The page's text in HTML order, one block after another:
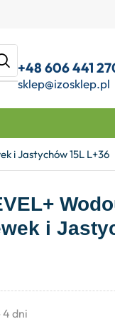
+48 606 441
sklep@izosklep.pl
i Jastychów 15L L+36
i
4 dni